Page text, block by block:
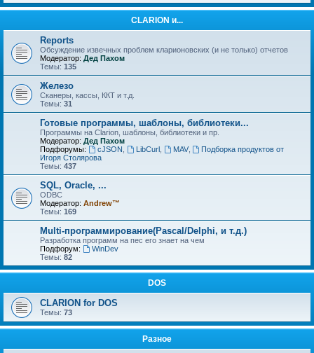
CLARION и...
Reports
Обсуждение извечных проблем кларионовских (и не только) отчетов
Модератор: Дед Пахом
Темы: 135
Железо
Сканеры, кассы, ККТ и т.д.
Темы: 31
Готовые программы, шаблоны, библиотеки...
Программы на Clarion, шаблоны, библиотеки и пр.
Модератор: Дед Пахом
Подфорумы:
cJSON LibCurl MAV,
Подборка продуктов от
Игоря Столярова
Темы: 437
SQL, Oracle, ...
ODBC
Модератор: Andrew™
Темы: 169
Multi-программирование(Pascal/Delphi, и т.д.)
Разработка программ на пес его знает на чем
Подфорум:
WinDev
Темы: 82
DOS
CLARION for DOS
Темы: 73
Разное